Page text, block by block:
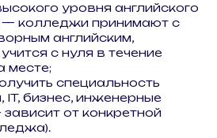
уровня английского
— колледжи принимают с
английским,
с нуля в течение
месте;
специальность
IT, бизнес, инженерные
от конкретной